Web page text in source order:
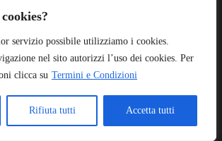
servizio possibile utilizziamo i cookies.
nel sito autorizzi l’uso dei cookies. Per
clicca su Termini e Condizioni
Rifiuta tutti Accetta tutti